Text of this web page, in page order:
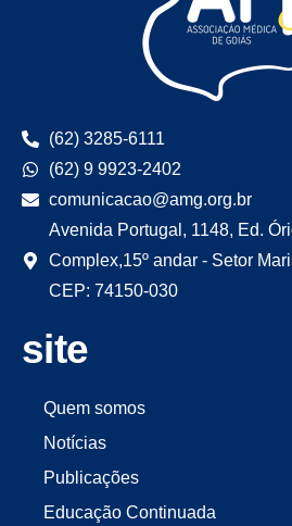
(62) 3285-6111
(62) 9 9923-2402
comunicacao@amg.org.br
Avenida Portugal, 1148, Ed.
Complex,15º andar - Setor
CEP: 74150-030
site
Quem somos
Notícias
Publicações
Educação Continuada